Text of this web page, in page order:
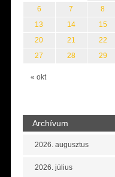
« okt
6
7 8
13
14 15
20
21 22
27
28 29
Archívum
2026. augusztus
2026. július